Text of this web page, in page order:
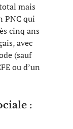
mais
PNC qui
cinq ans
avec
(sauf
ou d’un
: